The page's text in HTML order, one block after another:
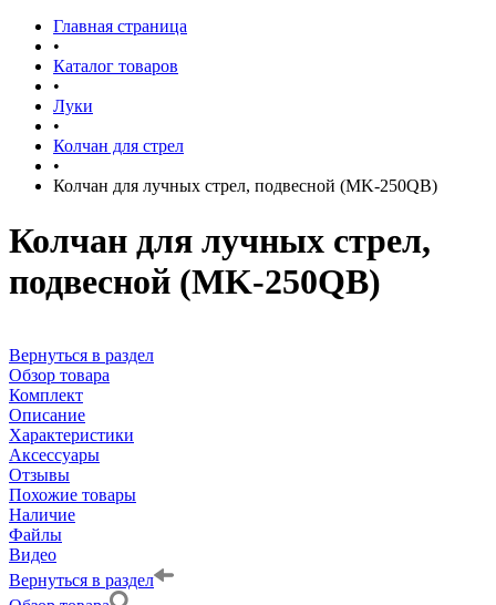
Главная страница
•
Каталог товаров
•
Луки
•
Колчан для стрел
•
Колчан для лучных стрел, подвесной (MK-250QB)
Колчан для лучных стрел,
подвесной (MK-250QB)
Вернуться в раздел
Обзор товара
Комплект
Описание
Характеристики
Аксессуары
Отзывы
Похожие товары
Наличие
Файлы
Видео
Вернуться в раздел